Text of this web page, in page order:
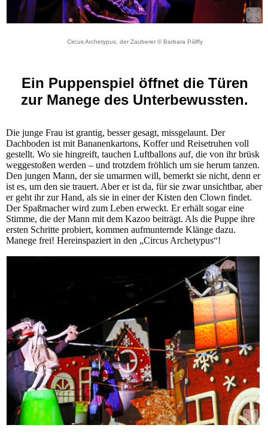
Circus Archetypus, der Zauberer © Barbara Pálffy
Ein Puppenspiel öffnet die Türen
zur Manege des Unterbewussten.
Die junge Frau ist grantig, besser gesagt, missgelaunt. Der
Dachboden ist mit Bananenkartons, Koffer und Reisetruhen voll
gestellt. Wo sie hingreift, tauchen Luftballons auf, die von ihr brüsk
weggestoßen werden – und trotzdem fröhlich um sie herum tanzen.
Den jungen Mann, der sie umarmen will, bemerkt sie nicht, denn er
ist es, um den sie trauert. Aber er ist da, für sie zwar unsichtbar, aber
er geht ihr zur Hand, als sie in einer der Kisten den Clown findet.
Der Spaßmacher wird zum Leben erweckt. Er erhält sogar eine
Stimme, die der Mann mit dem Kazoo beiträgt. Als die Puppe ihre
ersten Schritte probiert, kommen aufmunternde Klänge dazu.
Manege frei! Hereinspaziert in den „Circus Archetypus“!